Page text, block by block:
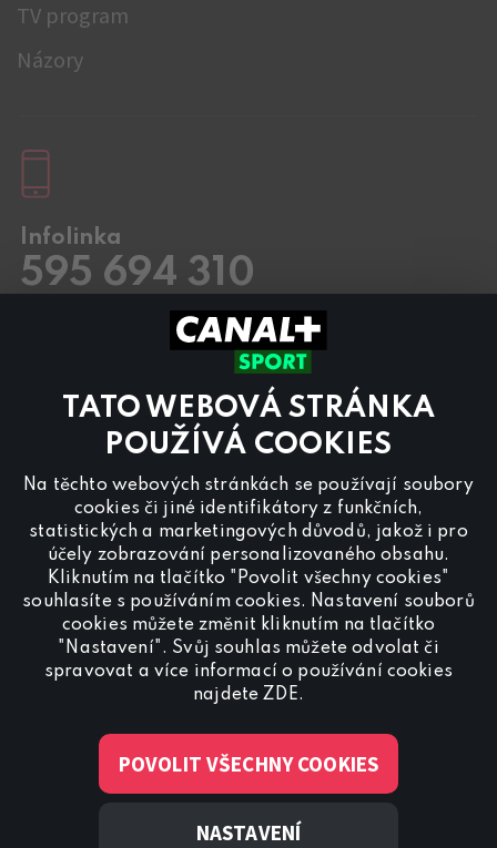
TATO WEBOVÁ STRÁNKA
POUŽÍVÁ COOKIES
Na těchto webových stránkách se používají soubory
cookies či jiné identifikátory z funkčních,
statistických a marketingových důvodů, jakož i pro
účely zobrazování personalizovaného obsahu.
Kliknutím na tlačítko "Povolit všechny cookies"
souhlasíte s používáním cookies. Nastavení souborů
cookies můžete změnit kliknutím na tlačítko
"Nastavení". Svůj souhlas můžete odvolat či
spravovat a více informací o používání cookies
najdeteZDE.
POVOLIT VŠECHNY COOKIES
NASTAVENÍ
TV program
Názory
Infolinka
595 694 310
8.00 – 20:00
8.00 – 18:00
inzerci na programu CANAL+ Sport
nás
kontaktujte nareklama@canalplus.cz
Naši redakci kontaktujete na
redakce@canalplus.cz
Spojte se s CANAL+ Sport